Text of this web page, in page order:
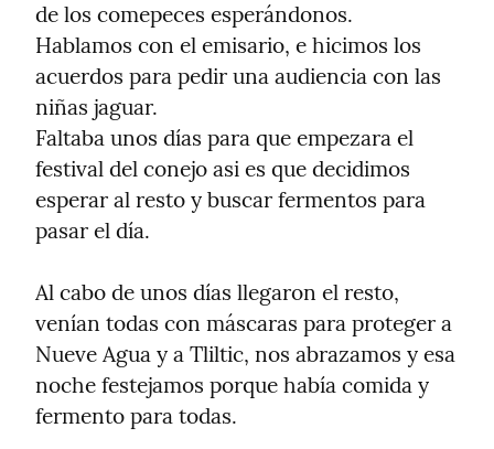
de los comepeces esperándonos.
Hablamos con el emisario, e hicimos los
acuerdos para pedir una audiencia con las
niñas jaguar.
Faltaba unos días para que empezara el
festival del conejo asi es que decidimos
esperar al resto y buscar fermentos para
pasar el día.
Al cabo de unos días llegaron el resto,
venían todas con máscaras para proteger a
Nueve Agua y a Tliltic, nos abrazamos y esa
noche festejamos porque había comida y
fermento para todas.